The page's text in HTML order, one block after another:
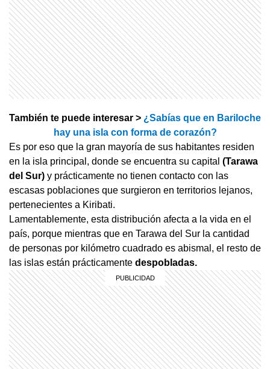
También te puede interesar > ¿Sabías que en Bariloche
hay una isla con forma de corazón?
Es por eso que la gran mayoría de sus habitantes residen
en la isla principal, donde se encuentra su capital (Tarawa
del Sur) y prácticamente no tienen contacto con las
escasas poblaciones que surgieron en territorios lejanos,
pertenecientes a Kiribati.
Lamentablemente, esta distribución afecta a la vida en el
país, porque mientras que en Tarawa del Sur la cantidad
de personas por kilómetro cuadrado es abismal, el resto de
las islas están prácticamente despobladas.